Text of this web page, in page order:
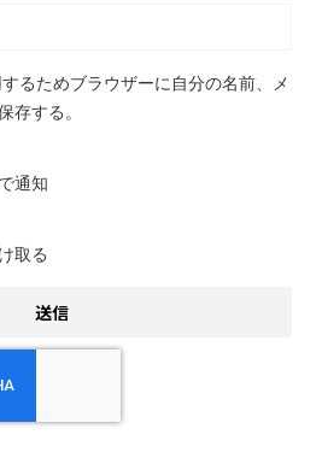
るためブラウザーに自分の名前、メ
存する。
通知
取る